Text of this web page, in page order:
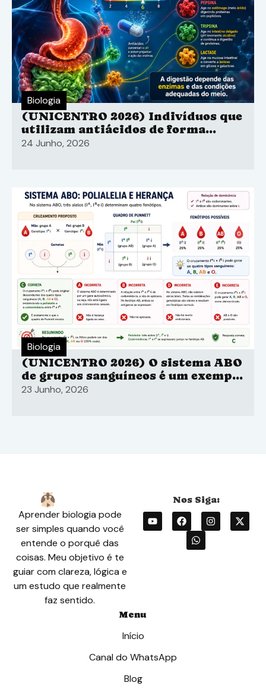
Biologia
(UNICENTRO 2026) Indivíduos que
utilizam antiácidos de forma
prolongada podem sofrer
24 Junho, 2026
Biologia
(UNICENTRO 2026) O sistema ABO
de grupos sanguíneos é um exemplo
de polialelia, no qual três alelos
23 Junho, 2026
Aprender biologia pode
ser simples quando você
entende o porquê das
coisas. Meu objetivo é te
guiar com clareza, lógica e
um estudo que realmente
faz sentido.
Menu
Início
Canal do WhatsApp
Blog